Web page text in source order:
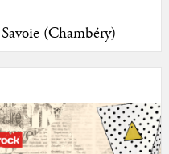
(Chambéry)